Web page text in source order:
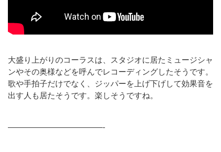
大盛り上がりのコーラスは、スタジオに居たミュージシャ
ンやその奥様などを呼んでレコーディングしたそうです。
歌や手拍子だけでなく、ジッパーを上げ下げして効果音を
出す人も居たそうです。楽しそうですね。
————————————-